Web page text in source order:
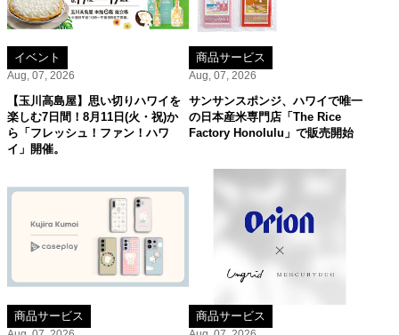
イベント
Aug, 07, 2026
【玉川高島屋】思い切りハワイを
楽しむ7日間！8月11日(火・祝)か
ら「フレッシュ！ファン！ハワ
イ」開催。
商品サービス
Aug, 07, 2026
サンサンスポンジ、ハワイで唯一
の日本産米専門店「The Rice
Factory Honolulu」で販売開始
商品サービス 商品サービス